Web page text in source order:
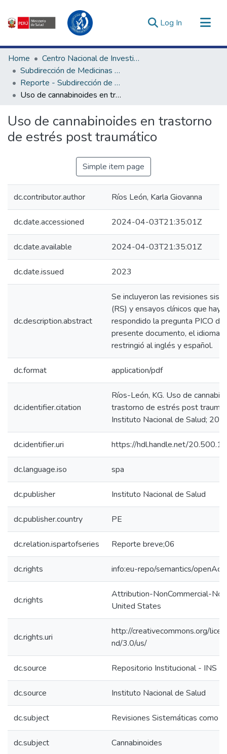
Log In (current)
Communities & Collections
All of DSpace
Statistics
Estadísticas Externas
Enlaces de interés ▾
Home
Centro Nacional de Investigación Social e Interculturalidad en Salud
Subdirección de Medicinas Complementarias
Reporte - Subdirección de Medicinas Complementarias
Uso de cannabinoides en trastorno de estrés post traumático
Uso de cannabinoides en trastorno
de estrés post traumático
Simple item page
dc.contributor.author Ríos León, Karla Giovanna
dc.date.accessioned 2024-04-03T21:35:01Z
dc.date.available 2024-04-03T21:35:01Z
dc.date.issued 2023
dc.description.abstract
Se incluyeron las revisiones
(RS) y ensayos clínicos que
respondido la pregunta PICO
presente documento, el idioma
restringió al inglés y español.
dc.format application/pdf
dc.identifier.citation
Ríos-León, KG. Uso de
trastorno de estrés post
Instituto Nacional de Salud;
dc.identifier.uri https://hdl.handle.net/
dc.language.iso spa
dc.publisher Instituto Nacional de Salud
dc.publisher.country PE
dc.relation.ispartofseries Reporte breve;06
dc.rights info:eu-repo/semantics/
dc.rights
Attribution-NonCommercial-
United States
dc.rights.uri
http://creativecommons.org/
nd/3.0/us/
dc.source Repositorio Institucional - INS
dc.source Instituto Nacional de Salud
dc.subject Revisiones Sistemáticas como
dc.subject Cannabinoides